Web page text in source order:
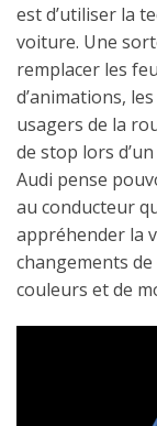
est d’utiliser la
voiture. Une
remplacer les
d’animations,
usagers de la
de stop lors
Audi pense
au conducteur
appréhender la
changements
couleurs et de